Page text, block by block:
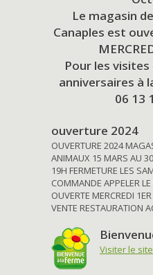
Le magasin
Canaples est
Pour les
anniversaires à
06 13
ouverture 2024
OUVERTURE 2024
ANIMAUX 15 MARS AU
19H FERMETURE LES
COMMANDE APPELER
OUVERTE MERCREDI
VENTE RESTAURATION
Visiter le site